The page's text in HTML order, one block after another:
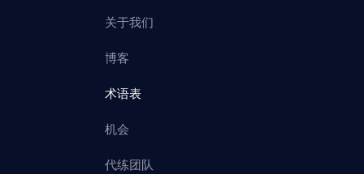
关于我们
博客
术语表
机会
代练团队